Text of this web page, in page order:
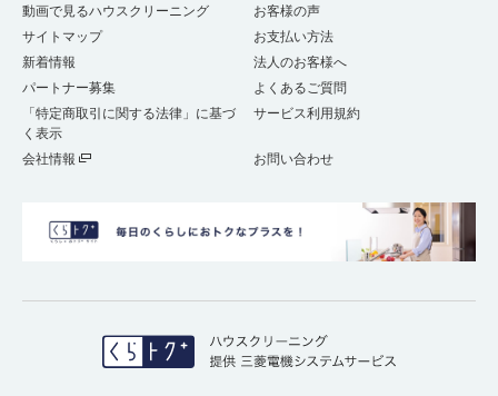
動画で見るハウスクリーニング
お客様の声
サイトマップ
お支払い方法
新着情報
法人のお客様へ
パートナー募集
よくあるご質問
「特定商取引に関する法律」に基づ
く表示
サービス利用規約
会社情報 お問い合わせ